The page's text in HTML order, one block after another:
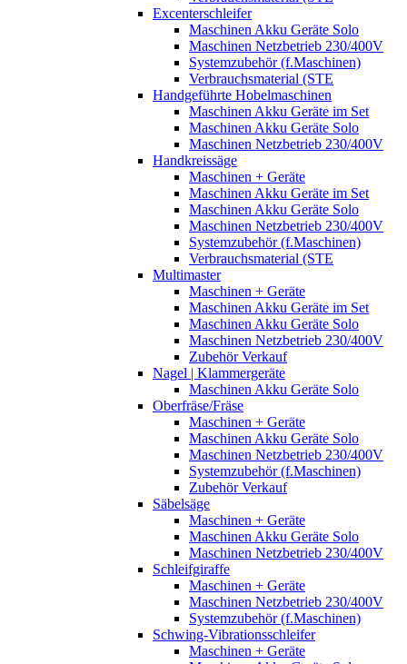
Excenterschleifer
Maschinen Akku Geräte Solo
Maschinen Netzbetrieb 230/400V
Systemzubehör (f.Maschinen)
Verbrauchsmaterial (STE
Handgeführte Hobelmaschinen
Maschinen Akku Geräte im Set
Maschinen Akku Geräte Solo
Maschinen Netzbetrieb 230/400V
Handkreissäge
Maschinen + Geräte
Maschinen Akku Geräte im Set
Maschinen Akku Geräte Solo
Maschinen Netzbetrieb 230/400V
Systemzubehör (f.Maschinen)
Verbrauchsmaterial (STE
Multimaster
Maschinen + Geräte
Maschinen Akku Geräte im Set
Maschinen Akku Geräte Solo
Maschinen Netzbetrieb 230/400V
Zubehör Verkauf
Nagel | Klammergeräte
Maschinen Akku Geräte Solo
Oberfräse/Fräse
Maschinen + Geräte
Maschinen Akku Geräte Solo
Maschinen Netzbetrieb 230/400V
Systemzubehör (f.Maschinen)
Zubehör Verkauf
Säbelsäge
Maschinen + Geräte
Maschinen Akku Geräte Solo
Maschinen Netzbetrieb 230/400V
Schleifgiraffe
Maschinen + Geräte
Maschinen Netzbetrieb 230/400V
Systemzubehör (f.Maschinen)
Schwing-Vibrationsschleifer
Maschinen + Geräte